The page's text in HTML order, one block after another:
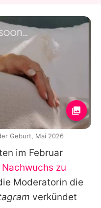
im Februar
zu
Moderatorin die
verkündet
Geburt, Mai 2026